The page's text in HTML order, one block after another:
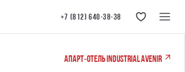
+7 (812) 640-38-38
Апарт‐отель Industrial AVENIR